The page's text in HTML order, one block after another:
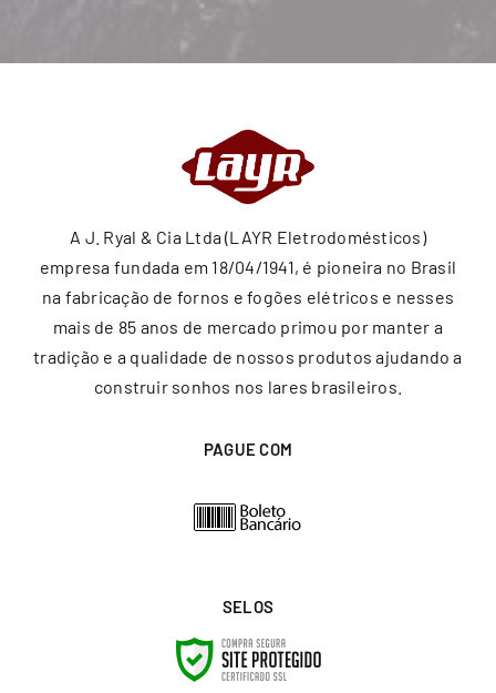
A J. Ryal & Cia Ltda (LAYR Eletrodomésticos)
empresa fundada em 18/04/1941, é pioneira no Brasil
na fabricação de fornos e fogões elétricos e nesses
mais de 85 anos de mercado primou por manter a
tradição e a qualidade de nossos produtos ajudando a
construir sonhos nos lares brasileiros.
PAGUE COM
SELOS